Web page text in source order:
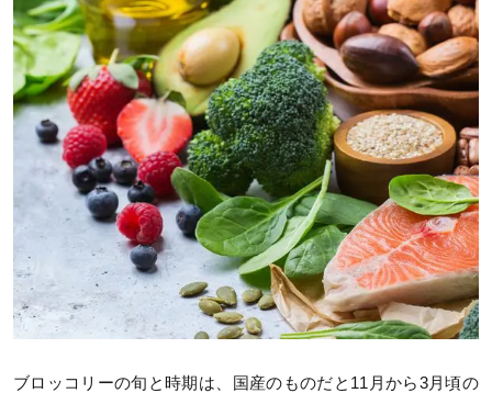
ブロッコリーの旬と時期は、国産のものだと11月から3月頃の